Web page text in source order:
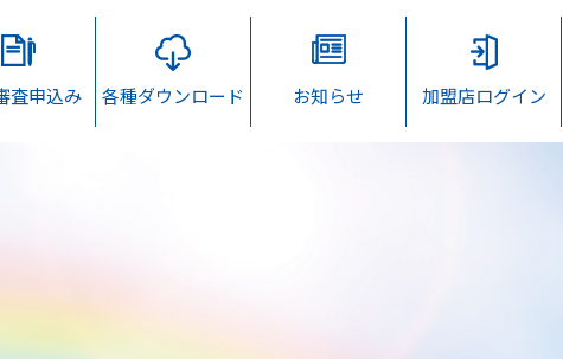
査申込み 各種ダウンロード お知らせ 加盟店ログイン